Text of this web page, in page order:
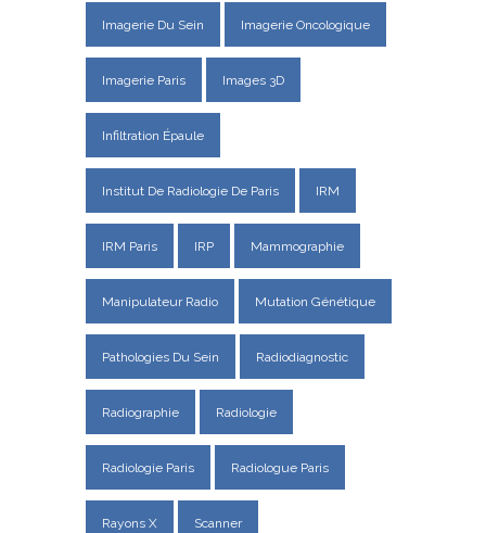
Imagerie Du Sein Imagerie Oncologique
Imagerie Paris Images 3D
Infiltration Épaule
Institut De Radiologie De Paris IRM
IRM Paris IRP Mammographie
Manipulateur Radio Mutation Génétique
Pathologies Du Sein Radiodiagnostic
Radiographie Radiologie
Radiologie Paris Radiologue Paris
Rayons X Scanner